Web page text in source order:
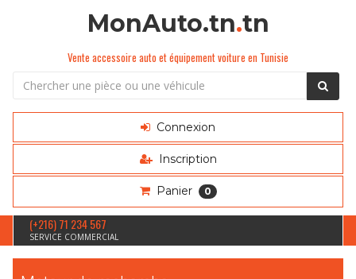
MonAuto.tn.tn
Vente accessoire auto et équipement voiture en Tunisie
Connexion
Inscription
Panier 0
(+216) 71 234 567
SERVICE COMMERCIAL